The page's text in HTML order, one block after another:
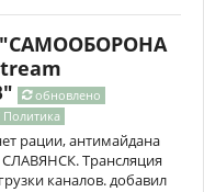
"САМООБОРОНА
обновлено
рации, антимайдана
Трансляция
каналов. добавил